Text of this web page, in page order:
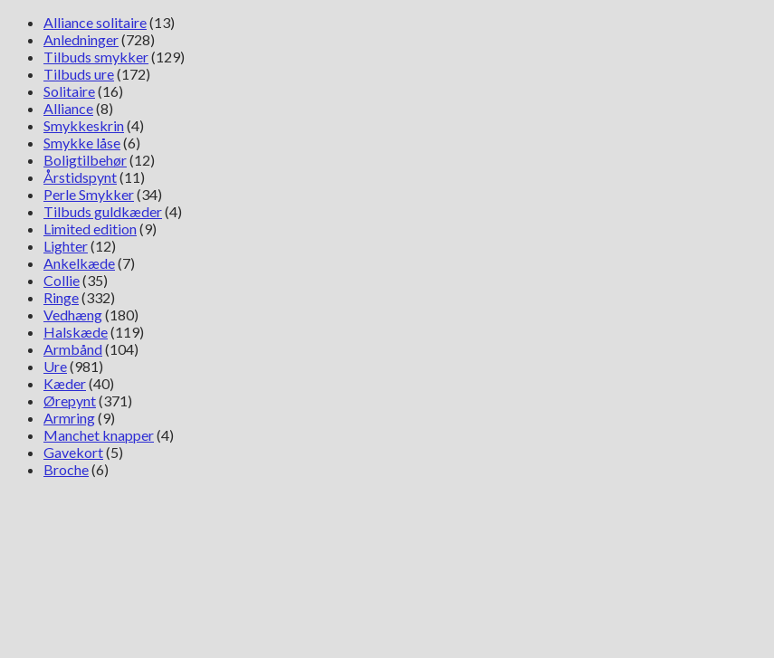
Alliance solitaire(13)
Anledninger(728)
Tilbuds smykker(129)
Tilbuds ure(172)
Solitaire(16)
Alliance(8)
Smykkeskrin(4)
Smykke låse(6)
Boligtilbehør(12)
Årstidspynt(11)
Perle Smykker(34)
Tilbuds guldkæder(4)
Limited edition(9)
Lighter(12)
Ankelkæde(7)
Collie(35)
Ringe(332)
Vedhæng(180)
Halskæde(119)
Armbånd(104)
Ure(981)
Kæder(40)
Ørepynt(371)
Armring(9)
Manchet knapper(4)
Gavekort(5)
Broche(6)